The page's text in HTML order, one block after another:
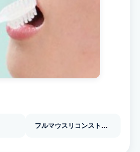
フルマウスリコンストラクション »